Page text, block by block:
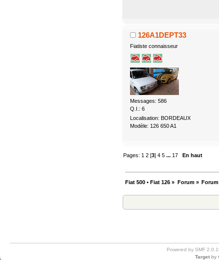
126A1DEPT33
Fiatiste connaisseur
Messages: 586
Q.I.: 6
Localisation: BORDEAUX
Modèle: 126 650 A1
Pages: 1 2 [3]4 5 ... 17 En haut
Fiat 500 • Fiat 126 » Forum»
Powered by SMF
Target by